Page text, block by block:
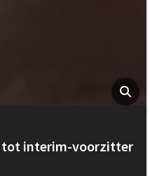
tot interim-voorzitter